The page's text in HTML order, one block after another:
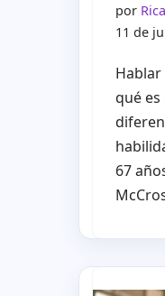
por
11 de
qué es
67